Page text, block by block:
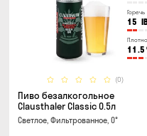
Горечь
15
11.5
(0)
Пиво безалкогольное
Clausthaler Classic 0.5л
Светлое, Фильтрованное, 0°